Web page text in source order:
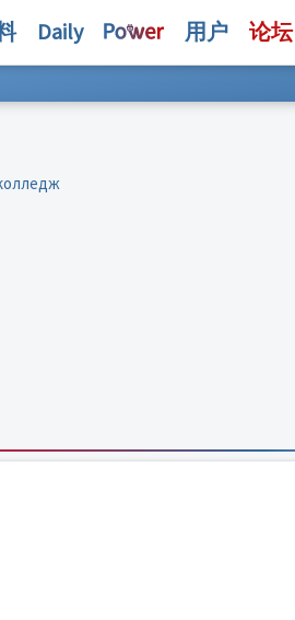
Daily 用户 论坛